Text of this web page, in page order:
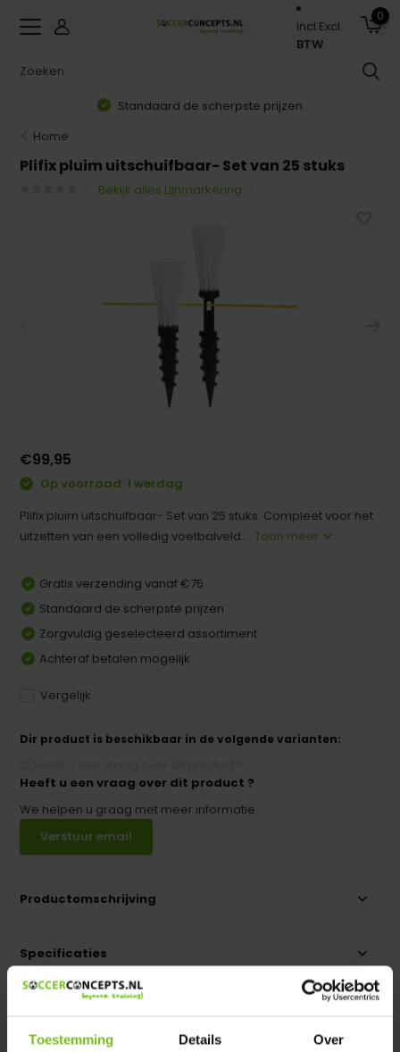
Toestemming Details Over
Incl.Excl.
BTW
0
Standaard de scherpste prijzen
Home
Plifix pluim uitschuifbaar- Set van 25 stuks
Bekijk alles Lijnmarkering
€99,95
Op voorraad: 1 werdag
Plifix pluim uitschuifbaar- Set van 25 stuks. Compleet voor het
uitzetten van een volledig voetbalveld....Toon meer
Gratis verzending vanaf €75
Standaard de scherpste prijzen
Zorgvuldig geselecteerd assortiment
Achteraf betalen mogelijk
Vergelijk
Dir product is beschikbaar in de volgende varianten:
Heeft u een vraag over dit product ?
We helpen u graag met meer informatie
Verstuur email
Productomschrijving
Specificaties